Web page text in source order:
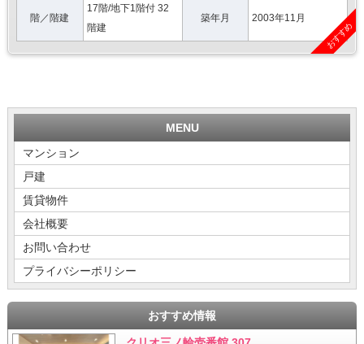
階／階建
17階/地下1階付 32
階建
築年月 2003年11月
おすすめ
MENU
マンション
戸建
賃貸物件
会社概要
お問い合わせ
プライバシーポリシー
おすすめ情報